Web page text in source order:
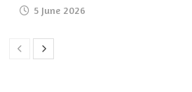
5 June 2026